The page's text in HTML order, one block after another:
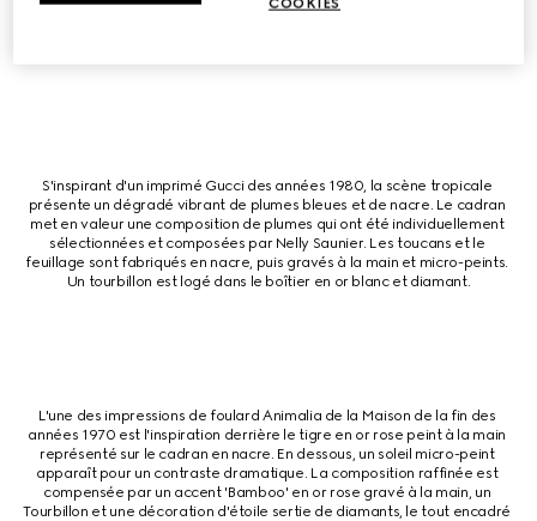
complétée par des diamantes, de la nacre et des fleurs gravées
S'inspirant d'un imprimé Gucci des années 1980, la scène tropicale
présente un dégradé vibrant de plumes bleues et de nacre. Le cadran
met en valeur une composition de plumes qui ont été individuellement
sélectionnées et composées par Nelly Saunier. Les toucans et le
feuillage sont fabriqués en nacre, puis gravés à la main et micro-peints.
Un tourbillon est logé dans le boîtier en or blanc et diamant.
L'une des impressions de foulard Animalia de la Maison de la fin des
années 1970 est l'inspiration derrière le tigre en or rose peint à la main
représenté sur le cadran en nacre. En dessous, un soleil micro-peint
apparaît pour un contraste dramatique. La composition raffinée est
compensée par un accent 'Bamboo' en or rose gravé à la main, un
Tourbillon et une décoration d'étoile sertie de diamants, le tout encadré